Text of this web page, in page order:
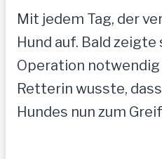
Mit jedem Tag, der
Hund auf. Bald zeigte
Operation notwendig
Retterin wusste,
Hundes nun zum